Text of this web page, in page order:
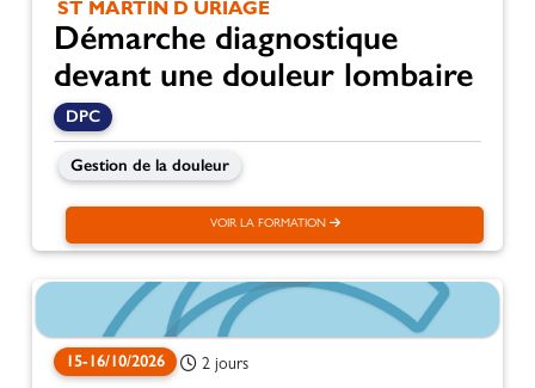
ST MARTIN D URIAGE
Démarche diagnostique
devant une douleur lombaire
DPC
Gestion de la douleur
VOIR LA FORMATION
15-16/10/2026 2 jours